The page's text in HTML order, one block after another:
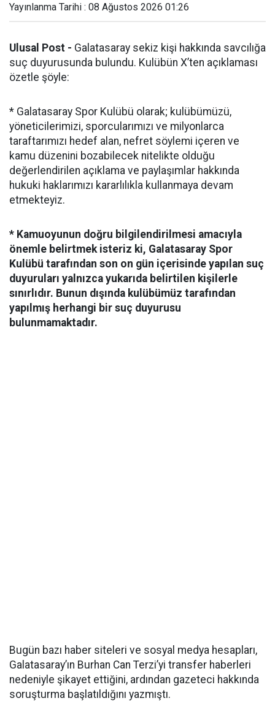
Yayınlanma Tarihi : 08 Ağustos 2026 01:26
Ulusal Post - Galatasaray sekiz kişi hakkında savcılığa
suç duyurusunda bulundu. Kulübün X’ten açıklaması
özetle şöyle:
* Galatasaray Spor Kulübü olarak; kulübümüzü,
yöneticilerimizi, sporcularımızı ve milyonlarca
taraftarımızı hedef alan, nefret söylemi içeren ve
kamu düzenini bozabilecek nitelikte olduğu
değerlendirilen açıklama ve paylaşımlar hakkında
hukuki haklarımızı kararlılıkla kullanmaya devam
etmekteyiz.
* Kamuoyunun doğru bilgilendirilmesi amacıyla
önemle belirtmek isteriz ki, Galatasaray Spor
Kulübü tarafından son on gün içerisinde yapılan suç
duyuruları yalnızca yukarıda belirtilen kişilerle
sınırlıdır. Bunun dışında kulübümüz tarafından
yapılmış herhangi bir suç duyurusu
bulunmamaktadır.
Bugün bazı haber siteleri ve sosyal medya hesapları,
Galatasaray’ın Burhan Can Terzi’yi transfer haberleri
nedeniyle şikayet ettiğini, ardından gazeteci hakkında
soruşturma başlatıldığını yazmıştı.